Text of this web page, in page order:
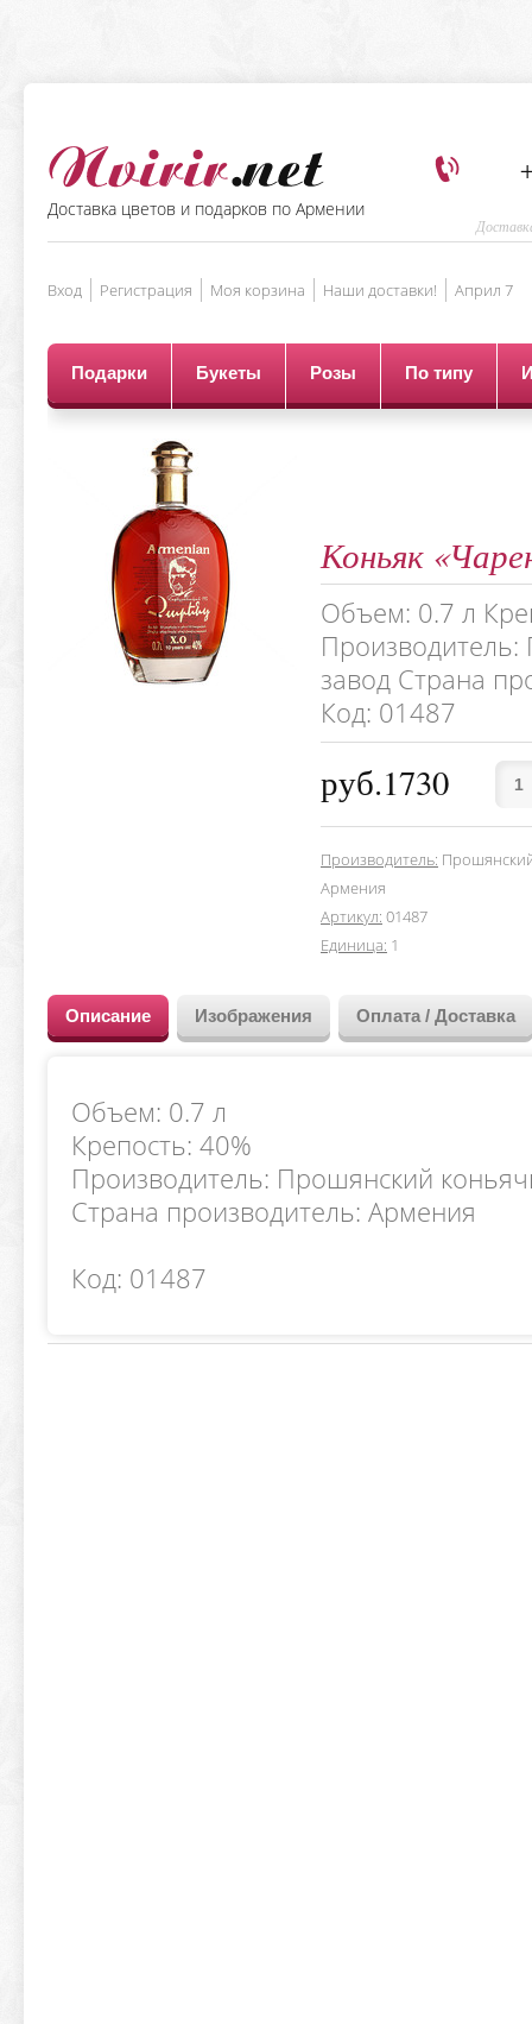
Доставка цветов и подарков по Армении
Вход Регистрация Моя корзина Наши доставки! Aприл 7
Подарки Букеты Розы По типу
Коньяк
Объем: 0.7 л
завод Страна
Код: 01487
руб.1730
Производитель:
Армения
Артикул: 01487
Единица: 1
Описание Изображения Оплата / Доставка
Объем: 0.7 л
Крепость: 40%
Производитель: Прошянский
Страна производитель: Армения
Код: 01487